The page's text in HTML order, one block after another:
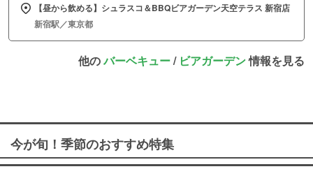
【昼から飲める】シュラスコ＆BBQビアガーデン天空テラス 新宿店
新宿駅／東京都
他のバーベキュー/ ビアガーデン情報を見る
今が旬！季節のおすすめ特集